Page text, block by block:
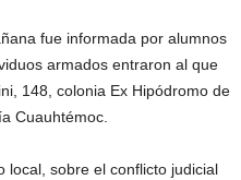
fue informada por alumnos
armados entraron al que
148, colonia Ex Hipódromo de
Cuauhtémoc.
local, sobre el conflicto judicial